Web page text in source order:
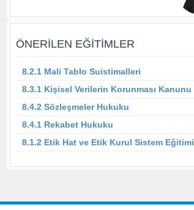
ÖNERILEN EĞITIMLER
8.2.1 Mali Tablo Suistimalleri
8.3.1 Kişisel Verilerin Korunması Kanunu
8.4.2 Sözleşmeler Hukuku
8.4.1 Rekabet Hukuku
8.1.2 Etik Hat ve Etik Kurul Sistem Eğitimi